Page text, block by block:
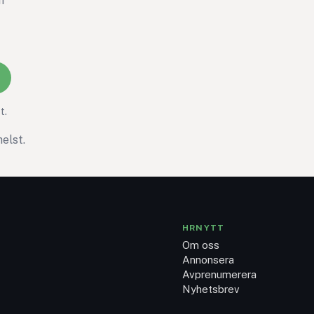
HRNYTT
Om oss
Annonsera
Avprenumerera
Nyhetsbrev